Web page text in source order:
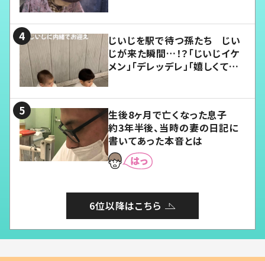
じいじを駅で待つ孫たち じい
じが来た瞬間…！？「じいじイケ
メン」「デレッデレ」「嬉しくて可
生後8ヶ月で亡くなった息子
約3年半後、当時の妻の日記に
書いてあった本音とは
6位以降はこちら